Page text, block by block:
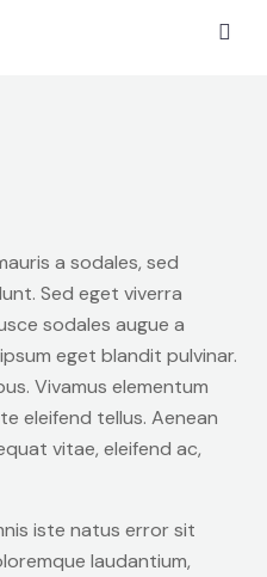
a sodales, sed
Sed eget viverra
sodales augue a
eget blandit pulvinar.
Vivamus elementum
eleifend tellus. Aenean
vitae, eleifend ac,
iste natus error sit
laudantium,